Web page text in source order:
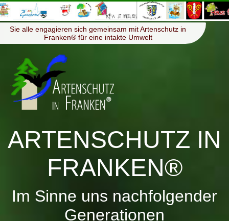
Menü ≡
Sie alle engagieren sich gemeinsam mit Artenschutz in
Franken® für eine intakte Umwelt
ARTENSCHUTZ IN
FRANKEN®
Im Sinne uns nachfolgender
Generationen